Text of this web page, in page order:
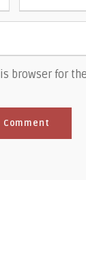
browser for